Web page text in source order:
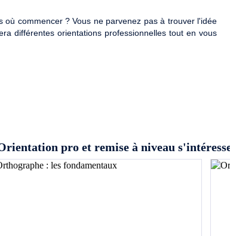
commencer ? Vous ne parvenez pas à trouver l'idée
différentes orientations professionnelles tout en vous
pro et remise à niveau